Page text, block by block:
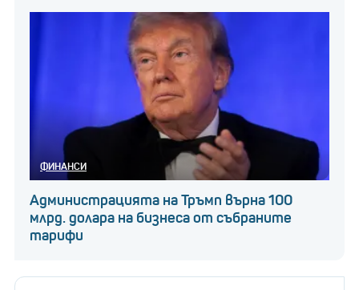
ФИНАНСИ
Администрацията на Тръмп върна 100
млрд. долара на бизнеса от събраните
тарифи